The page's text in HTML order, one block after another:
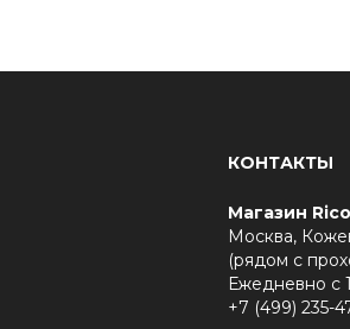
КОНТАКТЫ
Магазин
Москва,
(рядом с
Ежедневно с
+7 (499) 235-